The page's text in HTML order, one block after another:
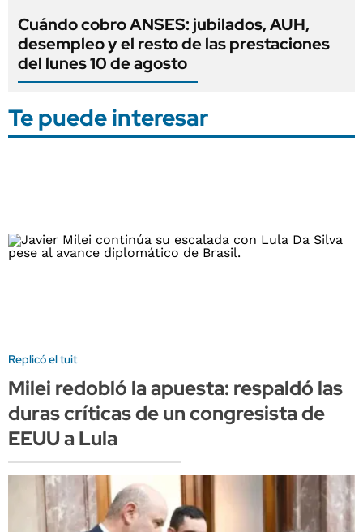
Cuándo cobro ANSES: jubilados, AUH,
desempleo y el resto de las prestaciones
del lunes 10 de agosto
Te puede interesar
Replicó el tuit
Milei redobló la apuesta: respaldó las
duras críticas de un congresista de
EEUU a Lula